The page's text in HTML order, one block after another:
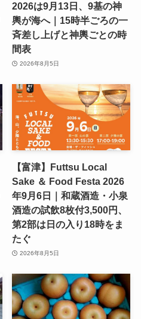
2026は9月13日、9基の神
輿が海へ｜15時半ごろの一
斉差し上げと神輿ごとの時
間表
2026年8月5日
【富津】Futtsu Local
Sake ＆ Food Festa 2026
年9月6日｜和蔵酒造・小泉
酒造の試飲8枚付3,500円、
第2部は日の入り18時をま
たぐ
2026年8月5日